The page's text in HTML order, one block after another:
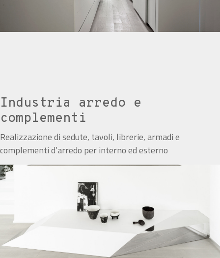
Industria arredo e
complementi
Realizzazione di sedute, tavoli, librerie, armadi e
complementi d’arredo per interno ed esterno